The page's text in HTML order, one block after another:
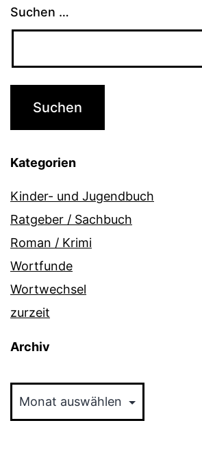
Suchen …
Kategorien
Kinder- und Jugendbuch
Ratgeber / Sachbuch
Roman / Krimi
Wortfunde
Wortwechsel
zurzeit
Archiv